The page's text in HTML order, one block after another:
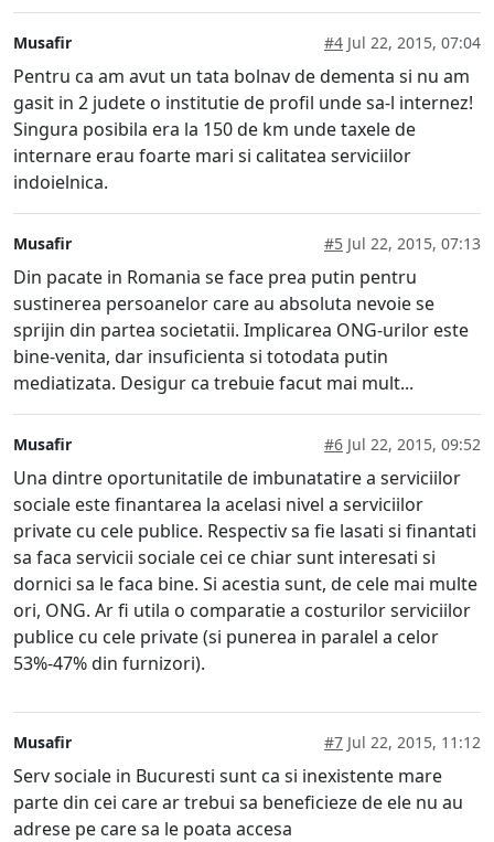
Musafir #4 Jul 22, 2015, 07:04
Pentru ca am avut un tata bolnav de dementa si nu am
gasit in 2 judete o institutie de profil unde sa-l internez!
Singura posibila era la 150 de km unde taxele de
internare erau foarte mari si calitatea serviciilor
indoielnica.
Musafir #5 Jul 22, 2015, 07:13
Din pacate in Romania se face prea putin pentru
sustinerea persoanelor care au absoluta nevoie se
sprijin din partea societatii. Implicarea ONG-urilor este
bine-venita, dar insuficienta si totodata putin
mediatizata. Desigur ca trebuie facut mai mult...
Musafir #6 Jul 22, 2015, 09:52
Una dintre oportunitatile de imbunatatire a serviciilor
sociale este finantarea la acelasi nivel a serviciilor
private cu cele publice. Respectiv sa fie lasati si finantati
sa faca servicii sociale cei ce chiar sunt interesati si
dornici sa le faca bine. Si acestia sunt, de cele mai multe
ori, ONG. Ar fi utila o comparatie a costurilor serviciilor
publice cu cele private (si punerea in paralel a celor
53%-47% din furnizori).
Musafir #7 Jul 22, 2015, 11:12
Serv sociale in Bucuresti sunt ca si inexistente mare
parte din cei care ar trebui sa beneficieze de ele nu au
adrese pe care sa le poata accesa